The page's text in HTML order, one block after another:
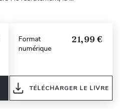
Format
numérique
21,99 €
TÉLÉCHARGER LE LIVRE